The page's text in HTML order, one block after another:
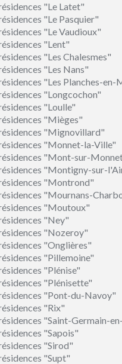
"Le Latet"
"Le Pasquier"
"Le Vaudioux"
"Lent"
"Les Chalesmes"
"Les Nans"
"Les Planches-en-
"Longcochon"
"Loulle"
"Mièges"
"Mignovillard"
"Monnet-la-Ville"
"Mont-sur-
"Montigny-sur-
"Montrond"
"Mournans-
"Moutoux"
"Ney"
"Nozeroy"
"Onglières"
"Pillemoine"
"Plénise"
"Plénisette"
"Pont-du-Navoy"
"Rix"
"Saint-Germain-
"Sapois"
"Sirod"
"Supt"